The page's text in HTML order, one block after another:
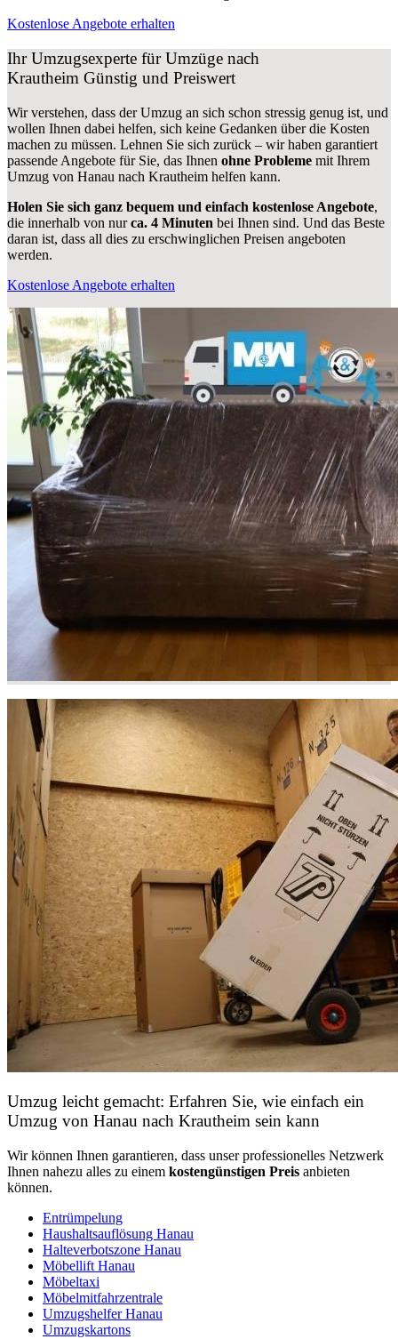
Kostenlose Angebote erhalten
Ihr Umzugsexperte für Umzüge nach
Krautheim Günstig und Preiswert
Wir verstehen, dass der Umzug an sich schon stressig genug ist, und
wollen Ihnen dabei helfen, sich keine Gedanken über die Kosten
machen zu müssen. Lehnen Sie sich zurück – wir haben garantiert
passende Angebote für Sie, das Ihnen ohne Probleme mit Ihrem
Umzug von Hanau nach Krautheim helfen kann.
Holen Sie sich ganz bequem und einfach kostenlose Angebote,
die innerhalb von nurca. 4 Minuten bei Ihnen sind. Und das Beste
daran ist, dass all dies zu erschwinglichen Preisen angeboten
werden.
Kostenlose Angebote erhalten
Umzug leicht gemacht: Erfahren Sie, wie einfach ein
Umzug von Hanau nach Krautheim sein kann
Wir können Ihnen garantieren, dass unser professionelles Netzwerk
Ihnen nahezu alles zu einem kostengünstigen Preis anbieten
können.
Entrümpelung
Haushaltsauflösung Hanau
Halteverbotszone Hanau
Möbellift Hanau
Möbeltaxi
Möbelmitfahrzentrale
Umzugshelfer Hanau
Umzugskartons